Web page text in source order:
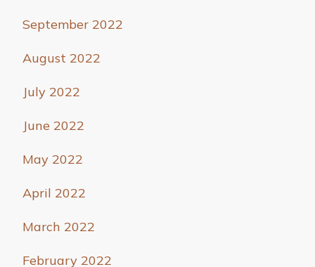
September 2022
August 2022
July 2022
June 2022
May 2022
April 2022
March 2022
February 2022